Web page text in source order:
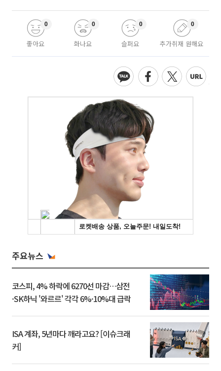
좋아요
0
화나요
0
슬퍼요
0
추가취재 원해요
0
주요뉴스
코스피, 4% 하락에 6270선 마감…삼전
·SK하닉 '와르르' 각각 6%·10%대 급락
ISA 계좌, 5년마다 깨라고요? [이슈크래
커]